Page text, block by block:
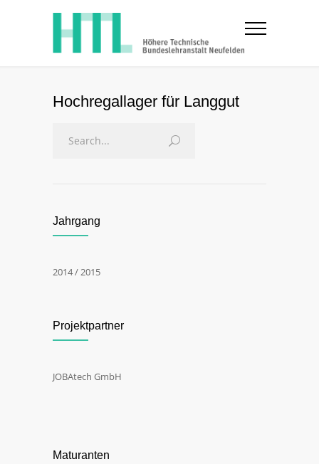
Hochregallager für Langgut
Jahrgang
2014 / 2015
Projektpartner
JOBAtech GmbH
Maturanten